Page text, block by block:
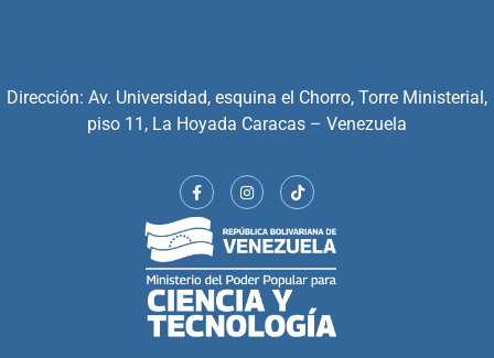
Dirección: Av. Universidad, esquina el Chorro, Torre Ministerial,
piso 11, La Hoyada Caracas – Venezuela